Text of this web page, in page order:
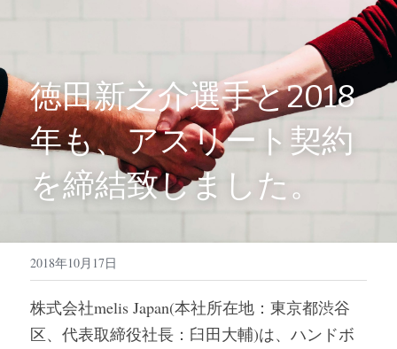
徳田新之介選手と2018
年も、アスリート契約
を締結致しました。
2018年10月17日
株式会社melis Japan(本社所在地：東京都渋谷
区、代表取締役社長：臼田大輔)は、ハンドボ